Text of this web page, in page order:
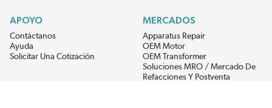
APOYO
Contáctanos
Ayuda
Solicitar Una Cotización
MERCADOS
Apparatus Repair
OEM Motor
OEM Transformer
Soluciones MRO / Mercado De
Refacciones Y Postventa